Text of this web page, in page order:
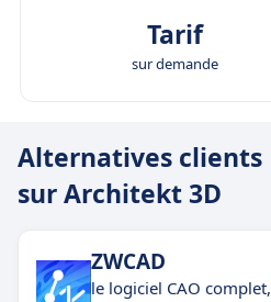
Tarif
sur demande
Alternatives clients
sur Architekt 3D
ZWCAD
le logiciel CAO complet,